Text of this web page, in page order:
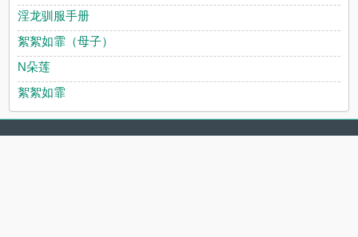
淫龙驯服手册
絮絮如霏（母子）
N朵莲
絮絮如霏